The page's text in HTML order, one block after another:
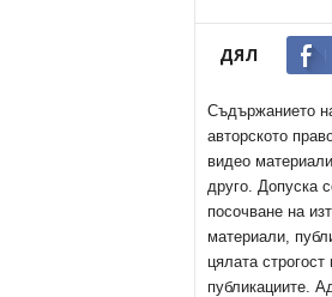
ДЯЛ
Съдържанието
авторското
видео
друго. Допуска
посочване на
материали,
цялата
публикациите.